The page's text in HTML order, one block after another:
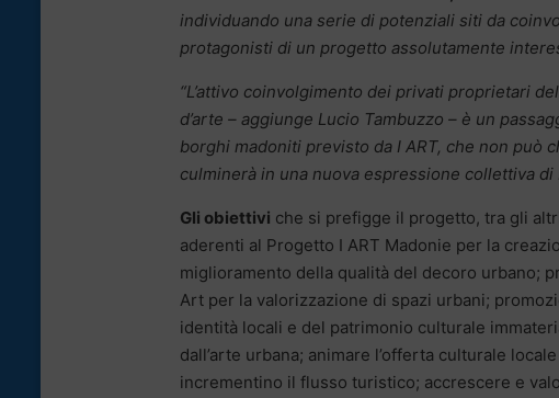
individuando una serie di potenziali siti da
protagonisti di un progetto assolutamente
“L’attivo coinvolgimento dei privati proprietari
d’arte – aggiunge Lucio Tambuzzo – è un
borghi madoniti previsto da I ART, che non può
culminerà in una nuova espressione collettiva di
Gli obiettivi che si prefigge il progetto, tra gli
aderenti al Progetto I ART Madonie per la
miglioramento della qualità del decoro urbano;
Art per la valorizzazione di spazi urbani;
identità locali e del patrimonio culturale
dall’arte urbana; animare l’offerta culturale
incrementino il flusso turistico; accrescere e